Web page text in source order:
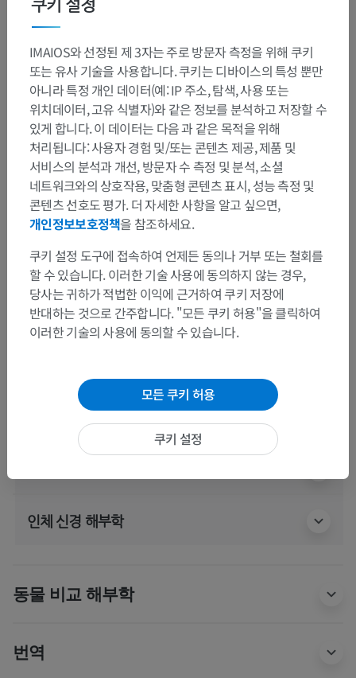
해부학적 계층
인체 해부학 2
인체> 통합계통> 심장혈관계통> 전신동맥>
빗장밑동맥> 척추동맥> 뇌바닥동맥 >
앞아래소뇌동맥> 미로동맥
앞안뜰동맥
온달팽이동맥
인체 신경 해부학
동물 비교 해부학
번역
쿠키 설정
IMAIOS와 선정된 제 3자는 주로 방문자 측정을 위해 쿠키
또는 유사 기술을 사용합니다. 쿠키는 디바이스의 특성 뿐만
아니라 특정 개인 데이터(예: IP 주소, 탐색, 사용 또는
위치데이터, 고유 식별자)와 같은 정보를 분석하고 저장할 수
있게 합니다. 이 데이터는 다음 과 같은 목적을 위해
처리됩니다: 사용자 경험 및/또는 콘텐츠 제공, 제품 및
서비스의 분석과 개선, 방문자 수 측정 및 분석, 소셜
네트워크와의 상호작용, 맞춤형 콘텐츠 표시, 성능 측정 및
콘텐츠 선호도 평가. 더 자세한 사항을 알고 싶으면,
개인정보보호정책을 참조하세요.
쿠키 설정 도구에 접속하여 언제든 동의나 거부 또는 철회를
할 수 있습니다. 이러한 기술 사용에 동의하지 않는 경우,
당사는 귀하가 적법한 이익에 근거하여 쿠키 저장에
반대하는 것으로 간주합니다. "모든 쿠키 허용"을 클릭하여
이러한 기술의 사용에 동의할 수 있습니다.
모든 쿠키 허용
쿠키 설정